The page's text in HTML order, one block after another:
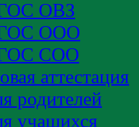
ОВЗ
ООО
СОО
аттестация
родителей
учащихся